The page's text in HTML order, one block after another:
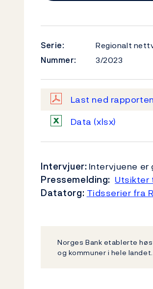
Serie:
Regionalt
Nummer:
3/2023
Last ned rapporten
Data (xlsx)
Intervjuer: Intervjuene er
Pressemelding: Utsikter
Datatorg: Tidsserier fra
Norges Bank etablerte
og kommuner i hele